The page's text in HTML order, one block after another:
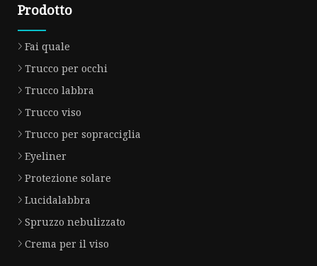
Prodotto
Fai quale
Trucco per occhi
Trucco labbra
Trucco viso
Trucco per sopracciglia
Eyeliner
Protezione solare
Lucidalabbra
Spruzzo nebulizzato
Crema per il viso